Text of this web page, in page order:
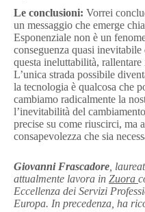
Le conclusioni: Vorrei
un messaggio che emerge
Esponenziale non è un
conseguenza quasi
questa ineluttabilità,
L’unica strada possibile
la tecnologia è qualcosa che
cambiamo radicalmente la
l’inevitabilità del
precise su come riuscirci, ma
consapevolezza che sia
Giovanni Frascadore ,
attualmente lavora in Zuora
Eccellenza dei Servizi
Europa. In precedenza, ha